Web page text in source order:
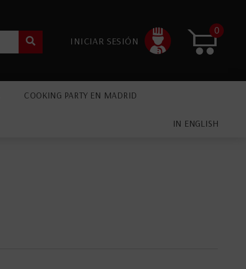
INICIAR SESIÓN
0
COOKING PARTY EN MADRID
IN ENGLISH